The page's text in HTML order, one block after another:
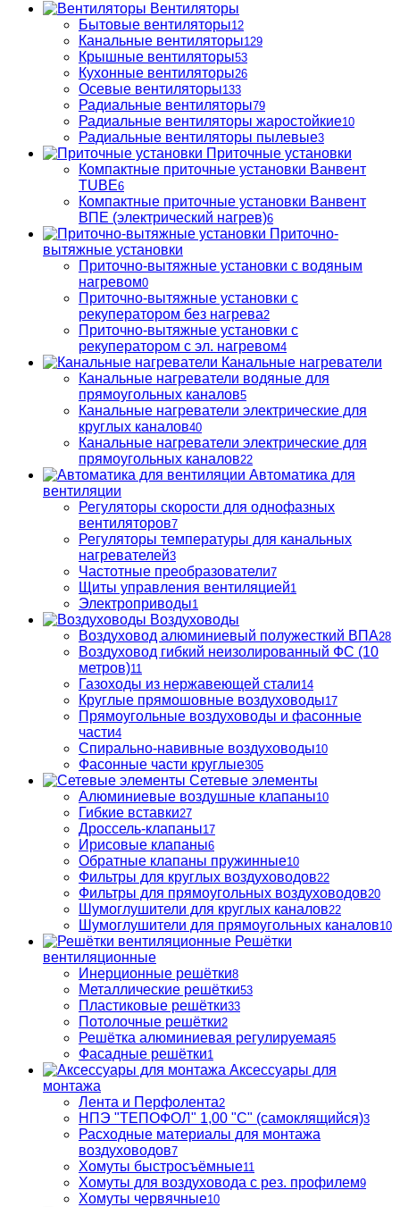
Вентиляторы
Бытовые вентиляторы12
Канальные вентиляторы129
Крышные вентиляторы53
Кухонные вентиляторы26
Осевые вентиляторы133
Радиальные вентиляторы79
Радиальные вентиляторы жаростойкие10
Радиальные вентиляторы пылевые3
Приточные установки
Компактные приточные установки Ванвент
TUBE6
Компактные приточные установки Ванвент
ВПЕ (электрический нагрев)6
Приточно-
вытяжные установки
Приточно-вытяжные установки с водяным
нагревом0
Приточно-вытяжные установки с
рекуператором без нагрева2
Приточно-вытяжные установки с
рекуператором с эл. нагревом4
Канальные нагреватели
Канальные нагреватели водяные для
прямоугольных каналов5
Канальные нагреватели электрические для
круглых каналов40
Канальные нагреватели электрические для
прямоугольных каналов22
Автоматика для
вентиляции
Регуляторы скорости для однофазных
вентиляторов7
Регуляторы температуры для канальных
нагревателей3
Частотные преобразователи7
Щиты управления вентиляцией1
Электроприводы1
Воздуховоды
Воздуховод алюминиевый полужесткий ВПА28
Воздуховод гибкий неизолированный ФС (10
метров)11
Газоходы из нержавеющей стали14
Круглые прямошовные воздуховоды17
Прямоугольные воздуховоды и фасонные
части4
Спирально-навивные воздуховоды10
Фасонные части круглые305
Сетевые элементы
Алюминиевые воздушные клапаны10
Гибкие вставки27
Дроссель-клапаны17
Ирисовые клапаны6
Обратные клапаны пружинные10
Фильтры для круглых воздуховодов22
Фильтры для прямоугольных воздуховодов20
Шумоглушители для круглых каналов22
Шумоглушители для прямоугольных каналов10
Решётки
вентиляционные
Инерционные решётки8
Металлические решётки53
Пластиковые решётки33
Потолочные решётки2
Решётка алюминиевая регулируемая5
Фасадные решётки1
Аксессуары для
монтажа
Лента и Перфолента2
НПЭ "ТЕПОФОЛ" 1,00 "С" (самоклящийся)3
Расходные материалы для монтажа
воздуховодов7
Хомуты быстросъёмные11
Хомуты для воздуховода с рез. профилем9
Хомуты червячные10